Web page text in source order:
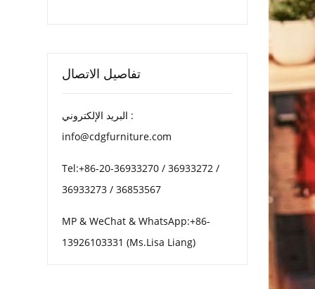
تفاصيل الاتصال
البريد الإلكتروني :
info@cdgfurniture.com
Tel:+86-20-36933270 / 36933272 /
36933273 / 36853567
MP & WeChat & WhatsApp:+86-
13926103331 (Ms.Lisa Liang)